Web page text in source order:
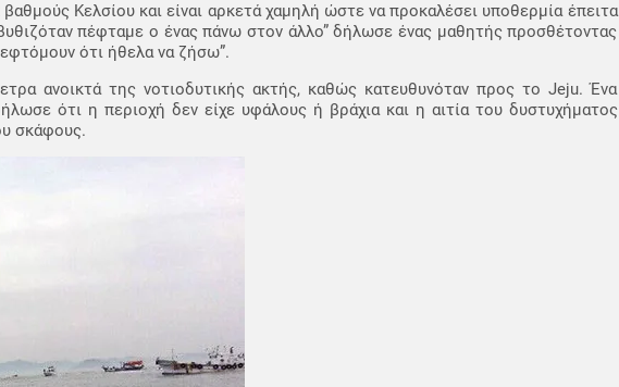
Κελσίου και είναι αρκετά χαμηλή ώστε να προκαλέσει υποθερμία έπειτα
πέφταμε ο ένας πάνω στον άλλο” δήλωσε ένας μαθητής προσθέτοντας
ότι ήθελα να ζήσω”.
ανοικτά της νοτιοδυτικής ακτής, καθώς κατευθυνόταν προς το Jeju. Ένα
ότι η περιοχή δεν είχε υφάλους ή βράχια και η αιτία του δυστυχήματος
σκάφους.